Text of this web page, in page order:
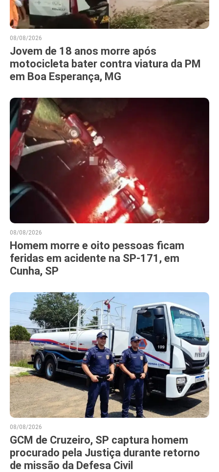
08/08/2026
Jovem de 18 anos morre após
motocicleta bater contra viatura da PM
em Boa Esperança, MG
08/08/2026
Homem morre e oito pessoas ficam
feridas em acidente na SP-171, em
Cunha, SP
08/08/2026
GCM de Cruzeiro, SP captura homem
procurado pela Justiça durante retorno
de missão da Defesa Civil